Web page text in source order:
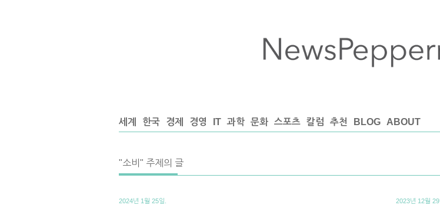
세계 한국 경제 경영 IT 과학 문화 스포츠 칼럼 추천 BLOG ABOUT
"소비" 주제의 글
2024년 1월 25일. 2023년 12월 29